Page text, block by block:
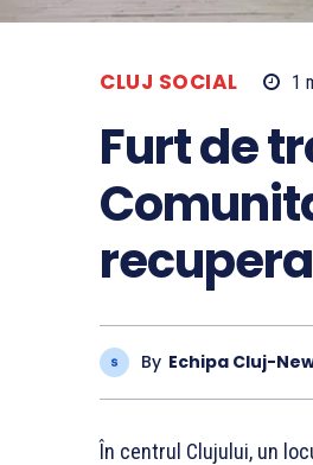
CLUJ SOCIAL 1
Furt de
By Echipa Cluj-
În centrul Clujului, un